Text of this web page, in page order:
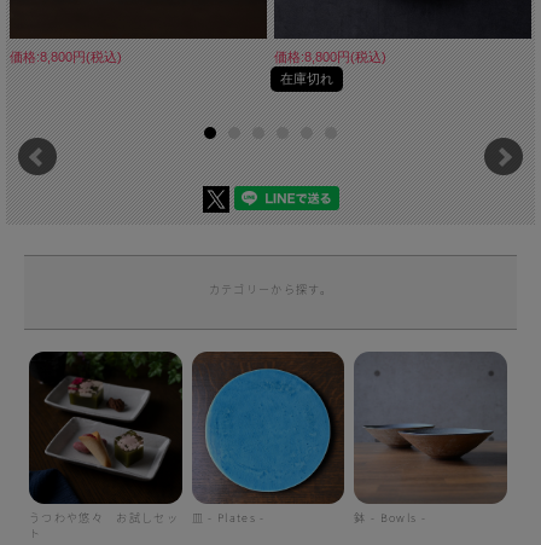
価格:8,800円(税込)
価格:8,800円(税込)
在庫切れ
カテゴリーから探す。
うつわや悠々 お試しセッ
ト
皿 - Plates - 鉢 - Bowls -